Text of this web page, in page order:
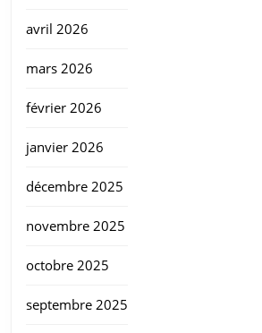
avril 2026
mars 2026
février 2026
janvier 2026
décembre 2025
novembre 2025
octobre 2025
septembre 2025